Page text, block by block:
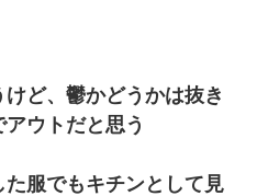
ど、鬱かどうかは抜き
ウトだと思う
服でもキチンとして見